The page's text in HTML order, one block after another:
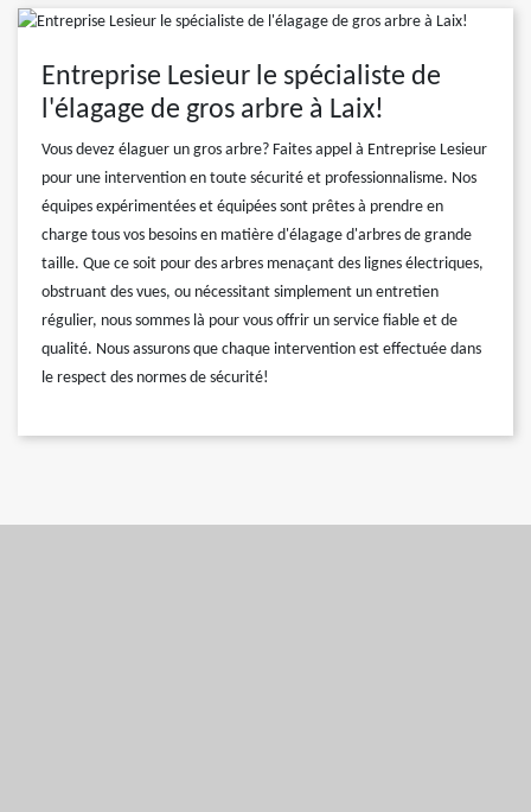
Entreprise Lesieur le spécialiste de
l'élagage de gros arbre à Laix!
Vous devez élaguer un gros arbre? Faites appel à Entreprise Lesieur
pour une intervention en toute sécurité et professionnalisme. Nos
équipes expérimentées et équipées sont prêtes à prendre en
charge tous vos besoins en matière d'élagage d'arbres de grande
taille. Que ce soit pour des arbres menaçant des lignes électriques,
obstruant des vues, ou nécessitant simplement un entretien
régulier, nous sommes là pour vous offrir un service fiable et de
qualité. Nous assurons que chaque intervention est effectuée dans
le respect des normes de sécurité!